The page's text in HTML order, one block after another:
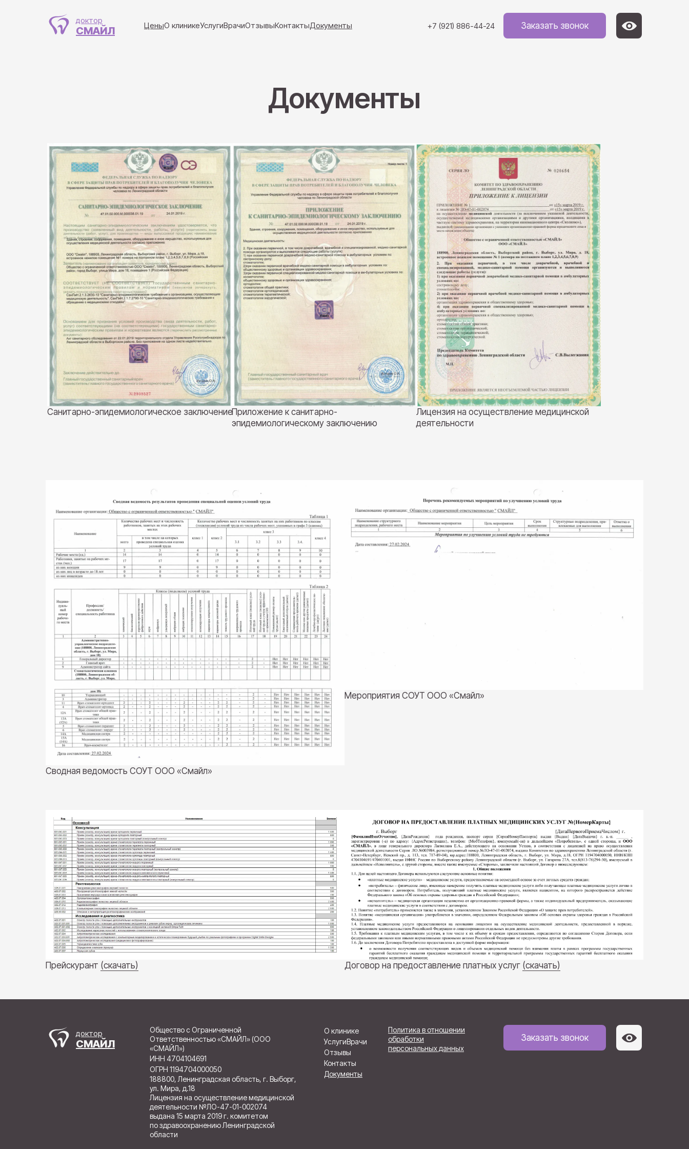
+7 (921) 886-44-24
СМАЙЛ
доктор
ЦеныО клиникеУслугиВрачиОтзывыКонтактыДокументы Заказать звонок
Санитарно-эпидемиологическое заключениеПриложение к санитарно-
эпидемиологическому заключению
Лицензия на осуществление медицинской
деятельности
Документы
Сводная ведомость СОУТ ООО «Смайл»
Мероприятия СОУТ ООО «Смайл»
Прейскурант (скачать) Договор на предоставление платных услуг (скачать)
Политика в отношении
обработки
персональных данных
Общество с Ограниченной
Ответственностью «СМАЙЛ» (ООО
«СМАЙЛ»)
ИНН 4704104691
ОГРН 1194704000050
188800, Ленинградская область, г. Выборг,
ул. Мира, д.18
Лицензия на осуществление медицинской
деятельности №ЛО-47-01-002074
выдана 15 марта 2019 г. комитетом
по здравоохранению Ленинградской
области
СМАЙЛ
доктор
О клинике
УслугиВрачи
Отзывы
Контакты
Документы
+7 (921) 886-44-24
Заказать звонок